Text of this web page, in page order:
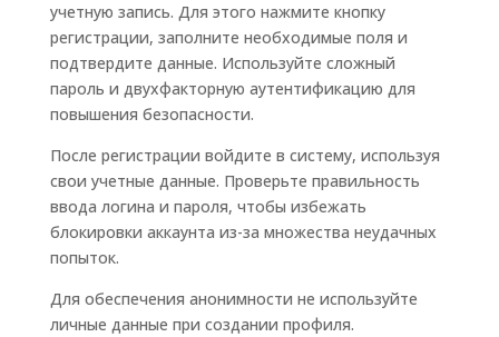
учетную запись. Для этого нажмите кнопку
регистрации, заполните необходимые поля и
подтвердите данные. Используйте сложный
пароль и двухфакторную аутентификацию для
повышения безопасности.
После регистрации войдите в систему, используя
свои учетные данные. Проверьте правильность
ввода логина и пароля, чтобы избежать
блокировки аккаунта из-за множества неудачных
попыток.
Для обеспечения анонимности не используйте
личные данные при создании профиля.